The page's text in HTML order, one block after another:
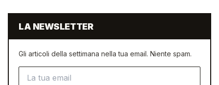
LA NEWSLETTER
Gli articoli della settimana nella tua email. Niente spam.